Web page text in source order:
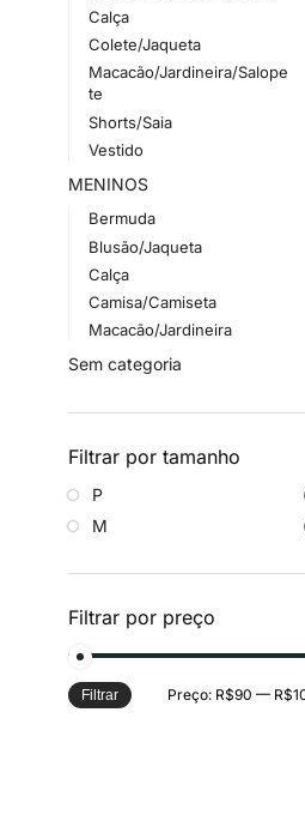
Calça
Colete/Jaqueta
Macacão/Jardineira/Salope
te
Shorts/Saia
Vestido
MENINOS
Bermuda
Blusão/Jaqueta
Calça
Camisa/Camiseta
Macacão/Jardineira
Sem categoria
Filtrar por tamanho
P
M
Filtrar por preço
Filtrar Preço: R$90 —